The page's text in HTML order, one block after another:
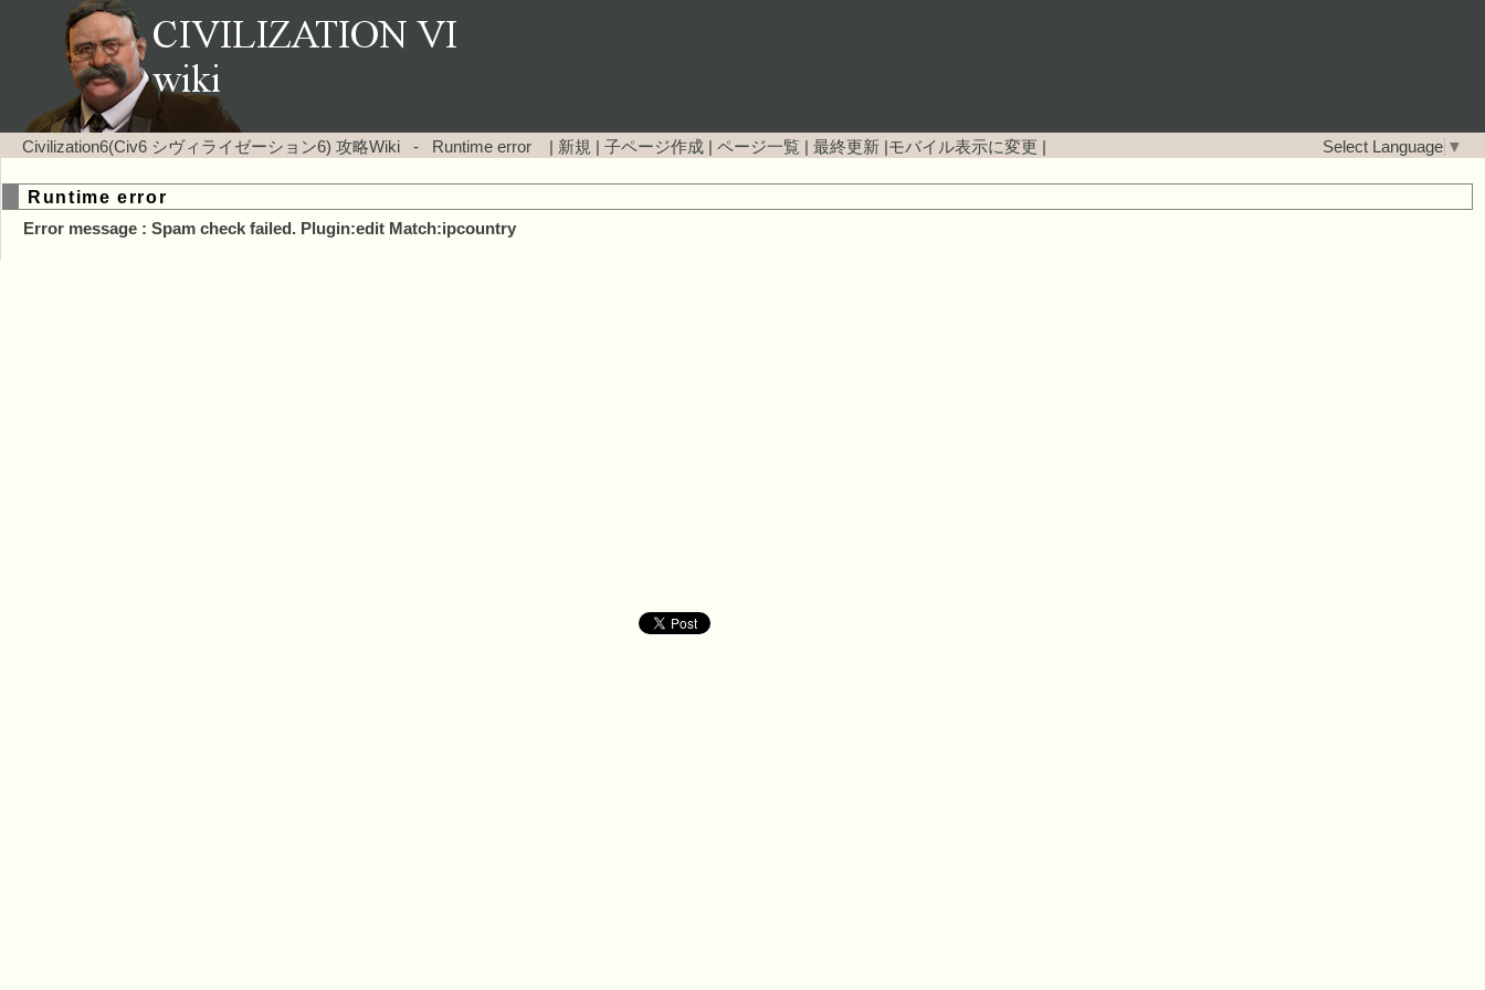
Civilization6(Civ6 シヴィライゼーション6) 攻略Wiki - Runtime error | 新規 子ページ作成 ページ一覧 最終更新 モバイル表示に変更 Select Language ▼
Runtime error
Error message : Spam check failed. Plugin:edit Match:ipcountry